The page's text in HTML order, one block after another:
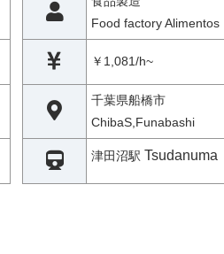
Food factory Alimentos
￥1,081/h~
千葉県船橋市
ChibaS,Funabashi
津田沼駅Tsudanuma